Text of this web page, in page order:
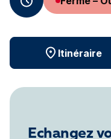
Itinéraire
Echangez